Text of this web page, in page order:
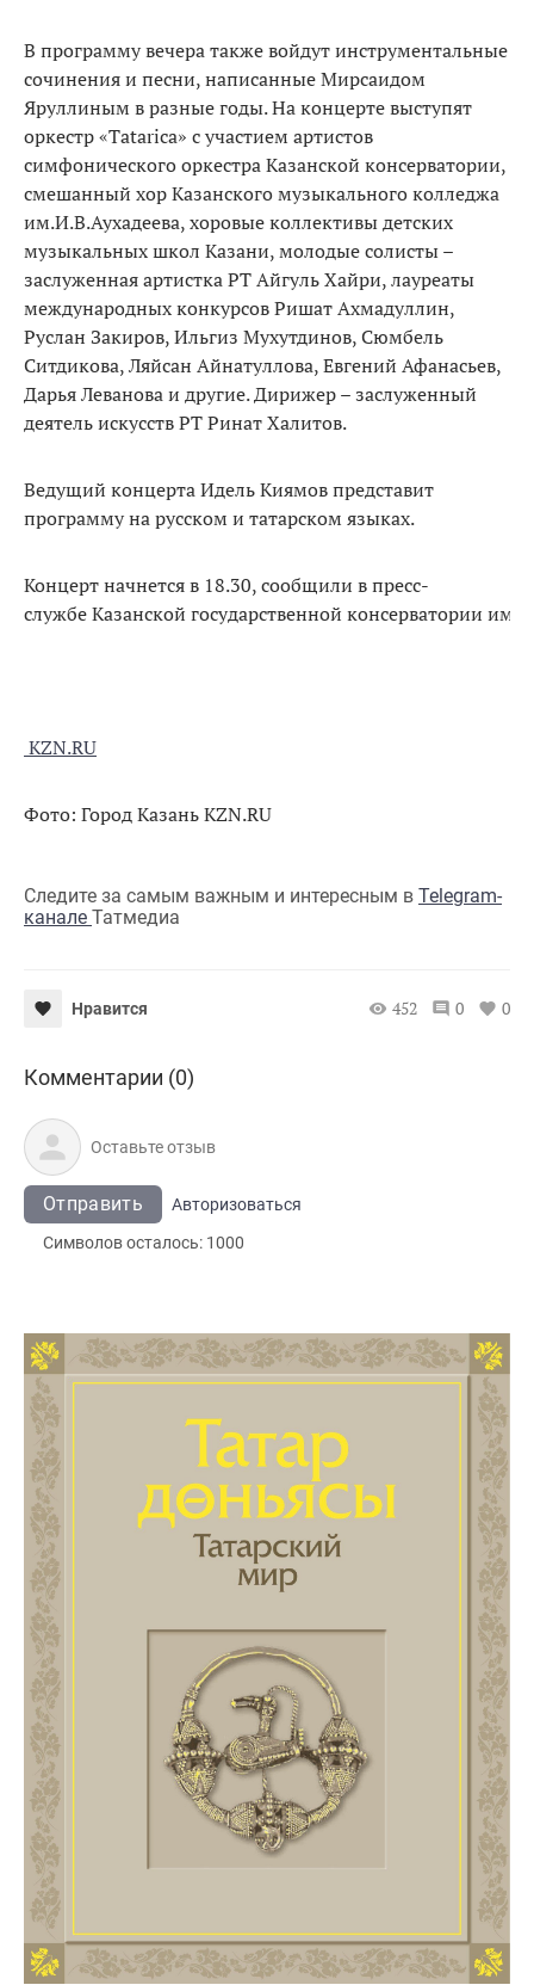
В программу вечера также войдут инструментальные
сочинения и песни, написанные Мирсаидом
Яруллиным в разные годы. На концерте выступят
оркестр «Tatarica» с участием артистов
симфонического оркестра Казанской консерватории,
смешанный хор Казанского музыкального колледжа
им.И.В.Аухадеева, хоровые коллективы детских
музыкальных школ Казани, молодые солисты –
заслуженная артистка РТ Айгуль Хайри, лауреаты
международных конкурсов Ришат Ахмадуллин,
Руслан Закиров, Ильгиз Мухутдинов, Сюмбель
Ситдикова, Ляйсан Айнатуллова, Евгений Афанасьев,
Дарья Леванова и другие. Дирижер – заслуженный
деятель искусств РТ Ринат Халитов.
Ведущий концерта Идель Киямов представит
программу на русском и татарском языках.
Концерт начнется в 18.30, сообщили в пресс-
службе Казанской государственной консерватории
KZN.RU
Фото: Город Казань KZN.RU
Следите за самым важным и интересным в Telegram-
канале Татмедиа
Нравится 452 0 0
Комментарии (0)
Отправить
Авторизоваться
Символов осталось: 1000